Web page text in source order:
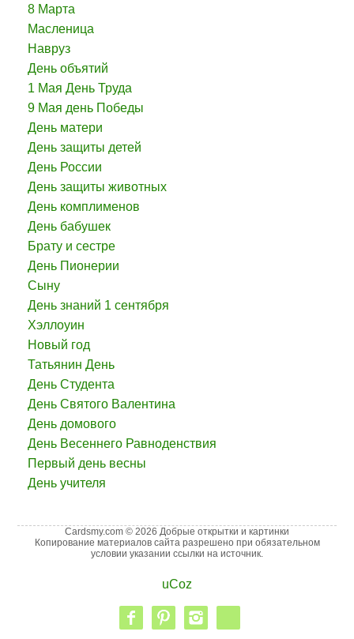
8 Марта
Масленица
Навруз
День объятий
1 Мая День Труда
9 Мая день Победы
День матери
День защиты детей
День России
День защиты животных
День комплименов
День бабушек
Брату и сестре
День Пионерии
Сыну
День знаний 1 сентября
Хэллоуин
Новый год
Татьянин День
День Студента
День Святого Валентина
День домового
День Весеннего Равноденствия
Первый день весны
День учителя
Cardsmy.com © 2026 Добрые открытки и картинки
Копирование материалов сайта разрешено при обязательном
условии указании ссылки на источник.
uCoz
facebookpinterest